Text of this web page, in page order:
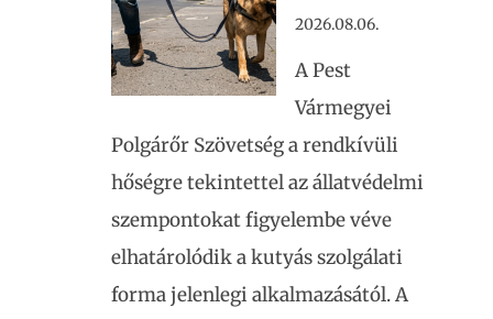
2026.08.06.
A Pest
Vármegyei
Polgárőr Szövetség a rendkívüli
hőségre tekintettel az állatvédelmi
szempontokat figyelembe véve
elhatárolódik a kutyás szolgálati
forma jelenlegi alkalmazásától. A